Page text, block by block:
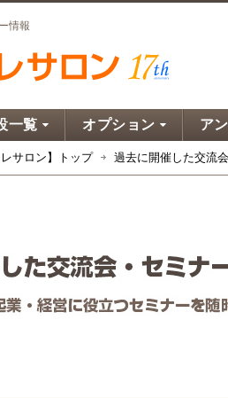
情報
一覧 オプション ア
サロン】トップ 過去に開催した交流